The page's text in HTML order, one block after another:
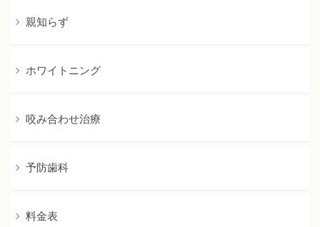
親知らず
ホワイトニング
咬み合わせ治療
予防歯科
料金表